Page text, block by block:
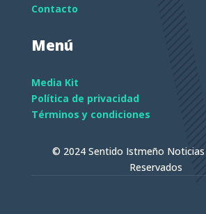
Contacto
Menú
Media Kit
Política de privacidad
Términos y condiciones
© 2024 Sentido Istmeño Noticias
Reservados